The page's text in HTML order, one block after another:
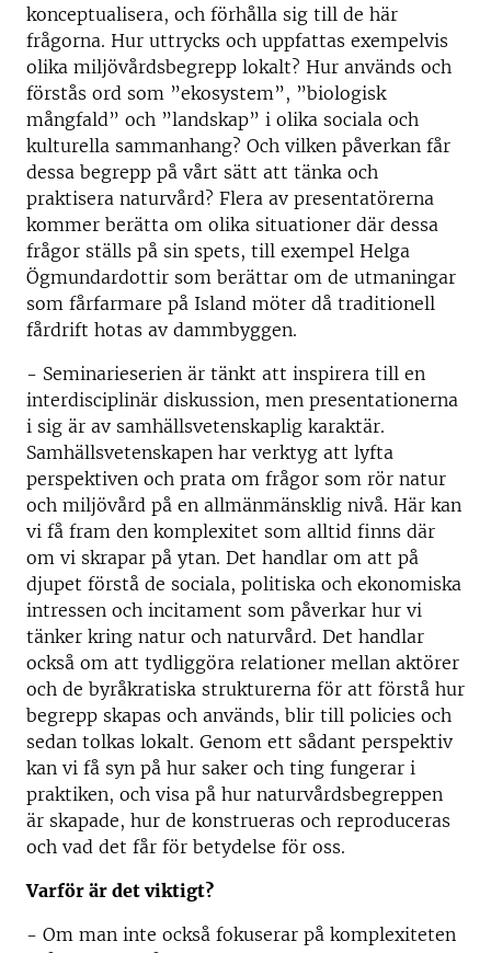
konceptualisera, och förhålla sig till de här
frågorna. Hur uttrycks och uppfattas exempelvis
olika miljövårdsbegrepp lokalt? Hur används och
förstås ord som ”ekosystem”, ”biologisk
mångfald” och ”landskap” i olika sociala och
kulturella sammanhang? Och vilken påverkan får
dessa begrepp på vårt sätt att tänka och
praktisera naturvård? Flera av presentatörerna
kommer berätta om olika situationer där dessa
frågor ställs på sin spets, till exempel Helga
Ögmundardottir som berättar om de utmaningar
som fårfarmare på Island möter då traditionell
fårdrift hotas av dammbyggen.
- Seminarieserien är tänkt att inspirera till en
interdisciplinär diskussion, men presentationerna
i sig är av samhällsvetenskaplig karaktär.
Samhällsvetenskapen har verktyg att lyfta
perspektiven och prata om frågor som rör natur
och miljövård på en allmänmänsklig nivå. Här kan
vi få fram den komplexitet som alltid finns där
om vi skrapar på ytan. Det handlar om att på
djupet förstå de sociala, politiska och ekonomiska
intressen och incitament som påverkar hur vi
tänker kring natur och naturvård. Det handlar
också om att tydliggöra relationer mellan aktörer
och de byråkratiska strukturerna för att förstå hur
begrepp skapas och används, blir till policies och
sedan tolkas lokalt. Genom ett sådant perspektiv
kan vi få syn på hur saker och ting fungerar i
praktiken, och visa på hur naturvårdsbegreppen
är skapade, hur de konstrueras och reproduceras
och vad det får för betydelse för oss.
Varför är det viktigt?
- Om man inte också fokuserar på komplexiteten